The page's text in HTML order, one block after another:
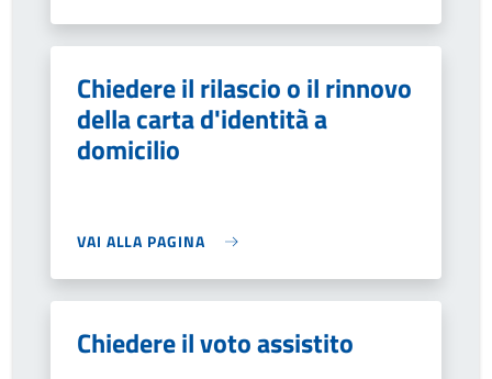
Chiedere il rilascio o il rinnovo
della carta d'identità a
domicilio
VAI ALLA PAGINA
Chiedere il voto assistito